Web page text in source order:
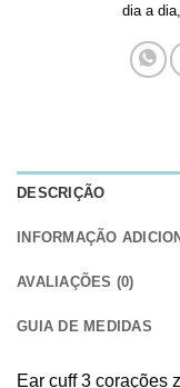
dia a dia
DESCRIÇÃO
INFORMAÇÃO
AVALIAÇÕES (0)
GUIA DE MEDIDAS
Ear cuff 3 corações